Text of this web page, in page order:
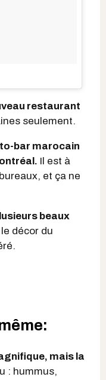
restaurant
seulement.
bar marocain
Il est à
et ça ne
beaux
décor du
mais la
: hummus,